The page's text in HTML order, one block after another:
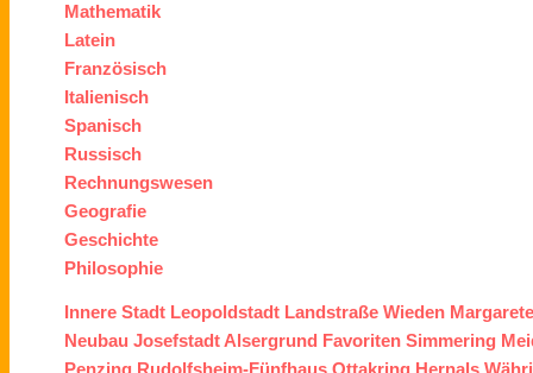
Mathematik
Latein
Französisch
Italienisch
Spanisch
Russisch
Rechnungswesen
Geografie
Geschichte
Philosophie
Innere Stadt Leopoldstadt Landstraße Wieden
Neubau JosefstadtAlsergrund Favoriten Simmering